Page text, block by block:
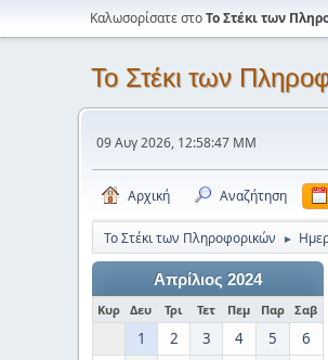
Καλωσορίσατε στοΤο Στέκι των
Το Στέκι των
09 Αυγ 2026, 12:58:47 ΜΜ
Αρχική Αναζήτηση
Το Στέκι των Πληροφορικών ►
Απρίλιος 2024
Κυρ Δευ Τρι Τετ Πεμ Παρ Σαβ
1 2 3 4 5
6